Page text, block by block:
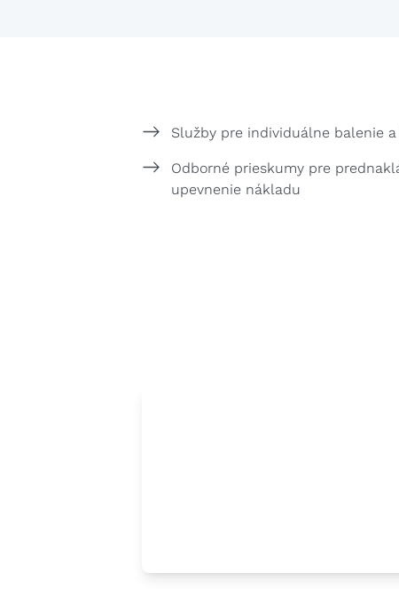
Služby pre individuálne balenie
Odborné prieskumy pre
upevnenie nákladu